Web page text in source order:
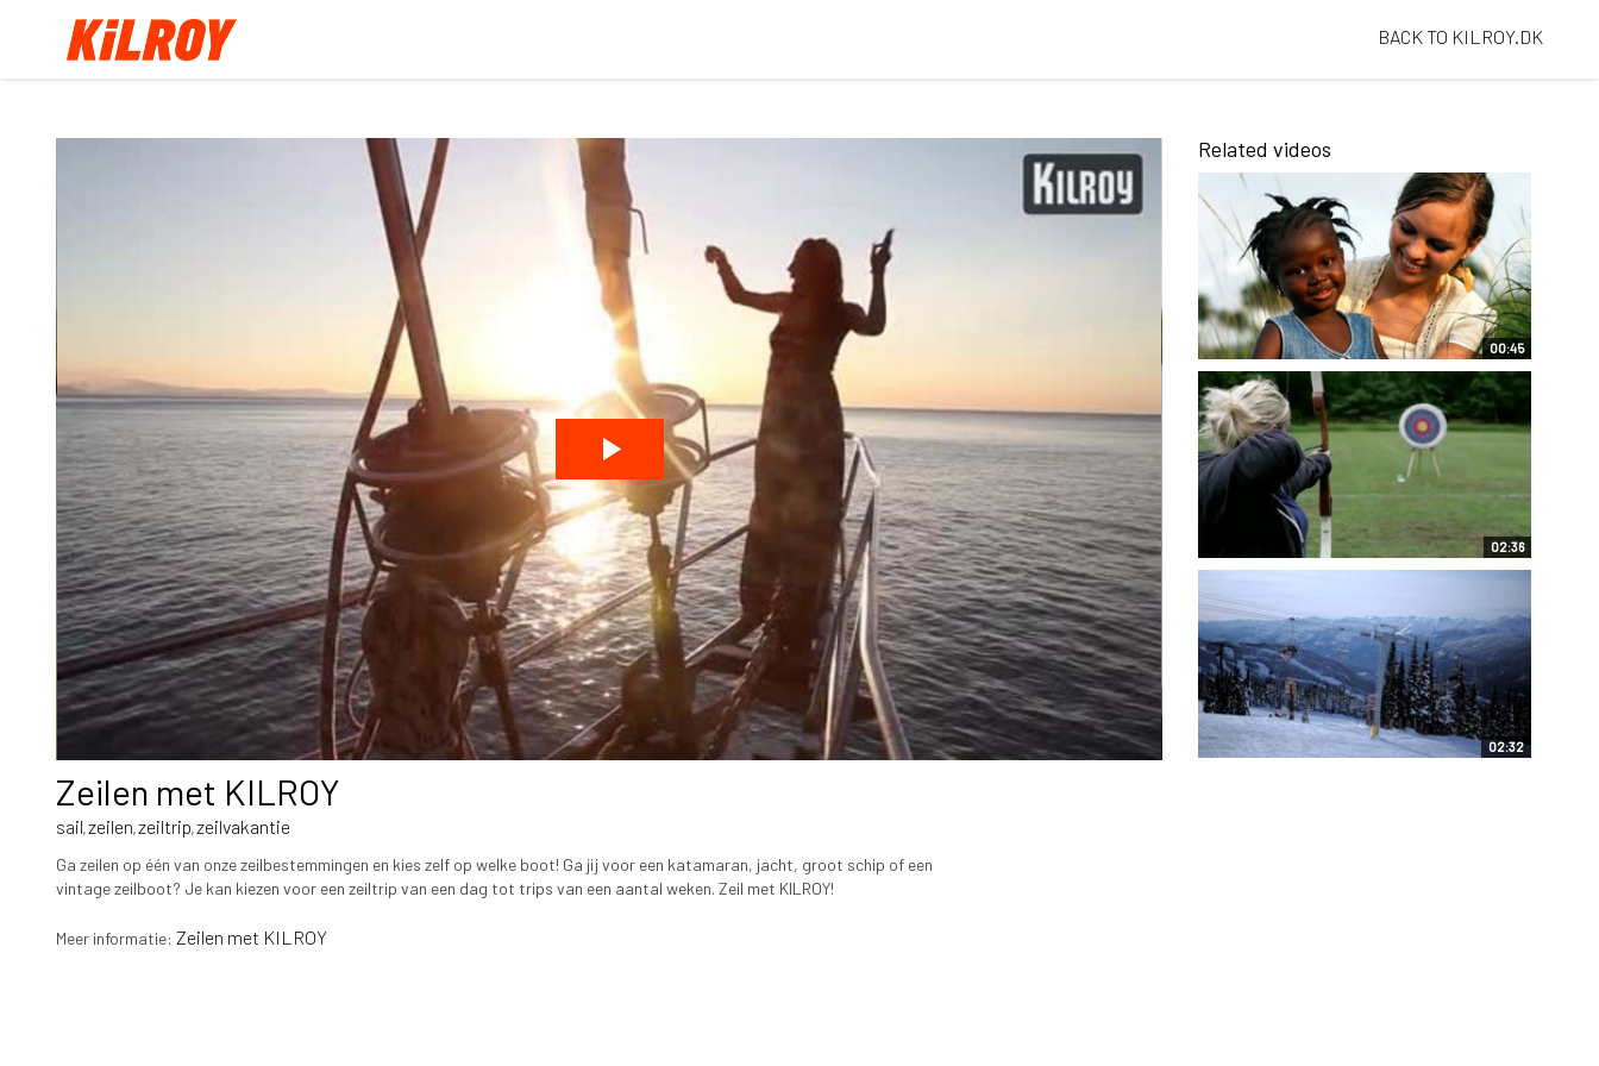
BACK TO KILROY.DK
Zeilen met KILROY
sail,zeilen,zeiltrip,zeilvakantie
Ga zeilen op één van onze zeilbestemmingen en kies zelf op welke boot! Ga jij voor een katamaran, jacht, groot schip of een
vintage zeilboot? Je kan kiezen voor een zeiltrip van een dag tot trips van een aantal weken. Zeil met KILROY!
Meer informatie: Zeilen met KILROY
Related videos
00:45
02:36
02:32